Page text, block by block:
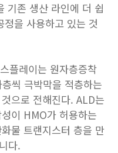
기존 생산 라인에 더 쉽
을 사용하고 있는 것
플레이는 원자층증착
씩 극박막을 적층하는
으로 전해진다. ALD는
이 HMO가 허용하는
물 트랜지스터 층을 만
다.